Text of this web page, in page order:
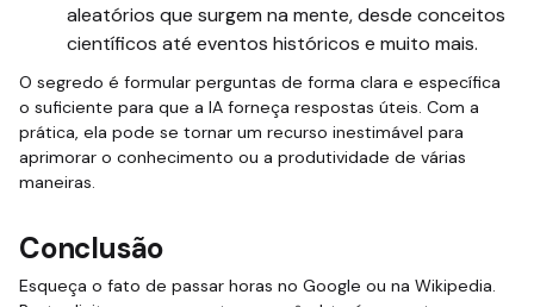
aleatórios que surgem na mente, desde conceitos
científicos até eventos históricos e muito mais.
O segredo é formular perguntas de forma clara e específica
o suficiente para que a IA forneça respostas úteis. Com a
prática, ela pode se tornar um recurso inestimável para
aprimorar o conhecimento ou a produtividade de várias
maneiras.
Conclusão
Esqueça o fato de passar horas no Google ou na Wikipedia.